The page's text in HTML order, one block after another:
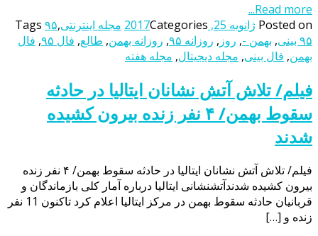
Read more...
Posted on ژانویه 25, 2017 Categories مجله اینترنتی Tags ۹۵,
۹۵ بینی
, بهمن -, روز , روزانه ۹۵ , روزانه بهمن, طالع, فال ۹۵ , فال
بهمن, فال بینی, مجله دیجیتال, مجله هفته
فیلم/ تلاش آتش نشانان ایتالیا در حادثه
سقوط بهمن/ ۴ نفر زنده بیرون کشیده
شدند
فیلم/ تلاش آتش نشانان ایتالیا در حادثه سقوط بهمن/ ۴ نفر زنده
بیرون کشیده شدندآتشنشانی ایتالیا درباره آمار کلی بازماندگان و
قربانیان حادثه سقوط بهمن در مرکز ایتالیا اعلام کرد تاکنون 11 نفر
زنده و […]